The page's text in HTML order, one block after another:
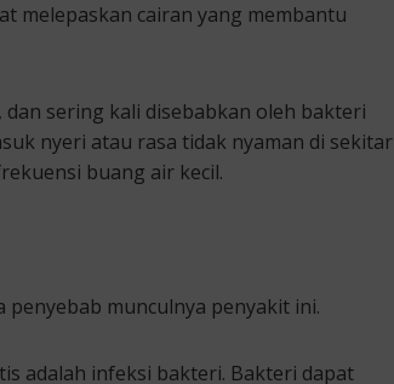
melepaskan cairan yang membantu
sering kali disebabkan oleh bakteri
nyeri atau rasa tidak nyaman di sekitar
buang air kecil.
munculnya penyakit ini.
adalah infeksi bakteri. Bakteri dapat